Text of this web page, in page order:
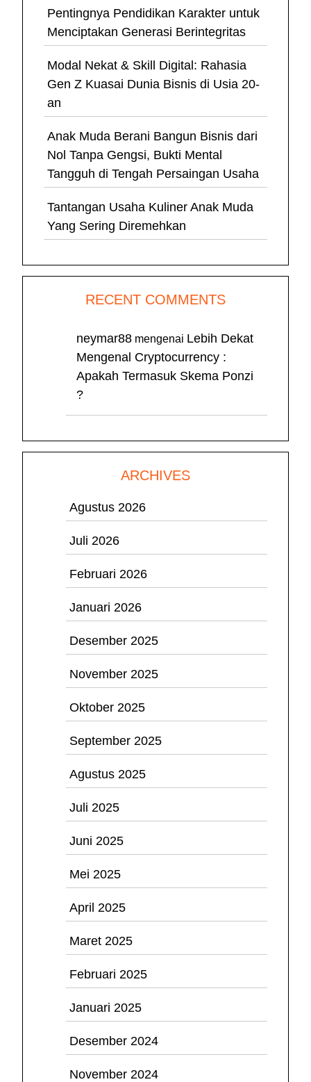
Pentingnya Pendidikan Karakter untuk
Menciptakan Generasi Berintegritas
Modal Nekat & Skill Digital: Rahasia
Gen Z Kuasai Dunia Bisnis di Usia 20-
an
Anak Muda Berani Bangun Bisnis dari
Nol Tanpa Gengsi, Bukti Mental
Tangguh di Tengah Persaingan Usaha
Tantangan Usaha Kuliner Anak Muda
Yang Sering Diremehkan
RECENT COMMENTS
neymar88 mengenai Lebih Dekat
Mengenal Cryptocurrency :
Apakah Termasuk Skema Ponzi
?
ARCHIVES
Agustus 2026
Juli 2026
Februari 2026
Januari 2026
Desember 2025
November 2025
Oktober 2025
September 2025
Agustus 2025
Juli 2025
Juni 2025
Mei 2025
April 2025
Maret 2025
Februari 2025
Januari 2025
Desember 2024
November 2024